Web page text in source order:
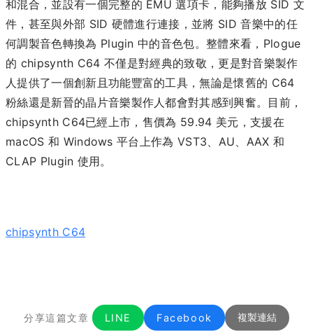
和混合，並設有一個完整的 EMU 選項卡，能夠播放 SID 文
件，甚至與外部 SID 硬體進行連接，並將 SID 音樂中的任
何調製音色轉換為 Plugin 中的音色包。整體來看，Plogue
的 chipsynth C64 不僅是對經典的致敬，更是對音樂製作
人提供了一個創新且功能豐富的工具，無論是懷舊的 C64
粉絲還是新晉的晶片音樂製作人都會對其感到興奮。目前，
chipsynth C64已經上市，售價為 59.94 美元，支援在
macOS 和 Windows 平台上作為 VST3、AU、AAX 和
CLAP Plugin 使用。
chipsynth C64
分享這篇文章 LINE Facebook 複製連結